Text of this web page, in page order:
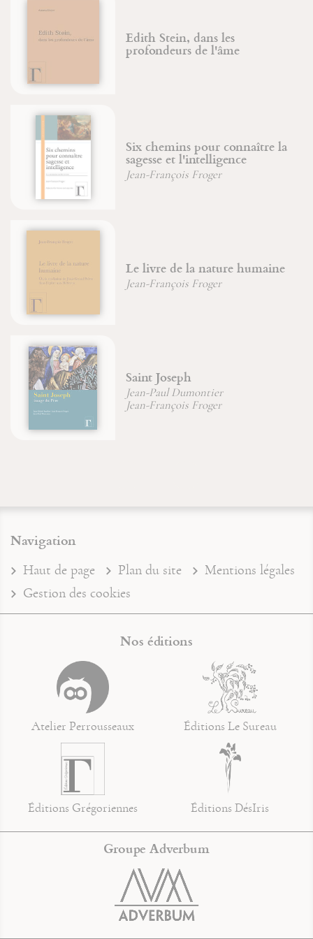
Edith Stein, dans les
profondeurs de l'âme
Six chemins pour connaître la
sagesse et l'intelligence
Jean-François Froger
Le livre de la nature humaine
Jean-François Froger
Saint Joseph
Jean-Paul Dumontier
Jean-François Froger
Navigation
Haut de page Plan du site
Mentions légales
Gestion des cookies
Nos éditions
Atelier Perrousseaux Éditions Le Sureau
Éditions Grégoriennes Éditions DésIris
Groupe Adverbum